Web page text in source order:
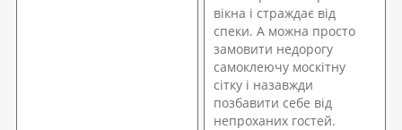
вікна і страждає від
спеки. А можна просто
замовити недорогу
самоклеючу москітну
сітку і назавжди
позбавити себе від
непроханих гостей.